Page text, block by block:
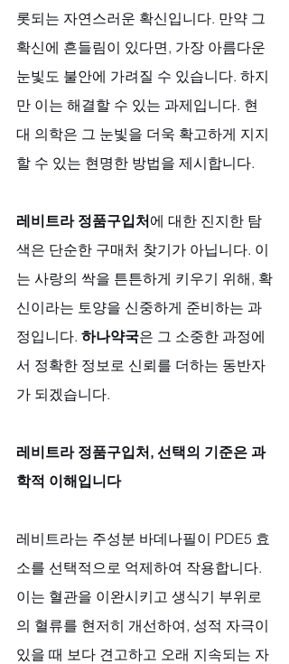
롯되는 자연스러운 확신입니다. 만약 그
확신에 흔들림이 있다면, 가장 아름다운
눈빛도 불안에 가려질 수 있습니다. 하지
만 이는 해결할 수 있는 과제입니다. 현
대 의학은 그 눈빛을 더욱 확고하게 지지
할 수 있는 현명한 방법을 제시합니다.
레비트라 정품구입처에 대한 진지한 탐
색은 단순한 구매처 찾기가 아닙니다. 이
는 사랑의 싹을 튼튼하게 키우기 위해, 확
신이라는 토양을 신중하게 준비하는 과
정입니다. 하나약국은 그 소중한 과정에
서 정확한 정보로 신뢰를 더하는 동반자
가 되겠습니다.
레비트라 정품구입처, 선택의 기준은 과
학적 이해입니다
레비트라는 주성분 바데나필이 PDE5 효
소를 선택적으로 억제하여 작용합니다.
이는 혈관을 이완시키고 생식기 부위로
의 혈류를 현저히 개선하여, 성적 자극이
있을 때 보다 견고하고 오래 지속되는 자